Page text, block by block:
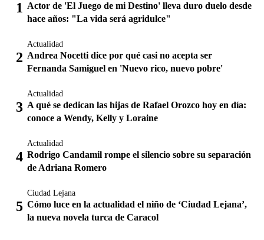
Actor de 'El Juego de mi Destino' lleva duro duelo desde
hace años: "La vida será agridulce"
Actualidad
Andrea Nocetti dice por qué casi no acepta ser
Fernanda Samiguel en 'Nuevo rico, nuevo pobre'
Actualidad
A qué se dedican las hijas de Rafael Orozco hoy en día:
conoce a Wendy, Kelly y Loraine
Actualidad
Rodrigo Candamil rompe el silencio sobre su separación
de Adriana Romero
Ciudad Lejana
Cómo luce en la actualidad el niño de ‘Ciudad Lejana’,
la nueva novela turca de Caracol